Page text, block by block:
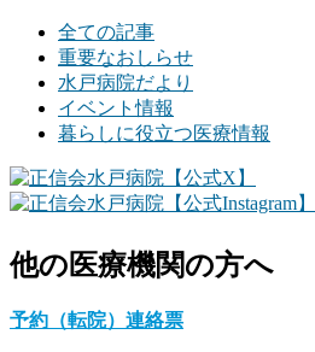
全ての記事
重要なおしらせ
水戸病院だより
イベント情報
暮らしに役立つ医療情報
他の医療機関の方へ
予約（転院）連絡票